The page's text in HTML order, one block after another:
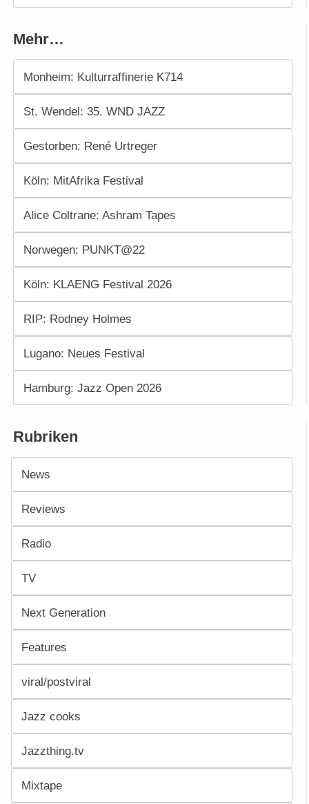
Mehr…
Monheim: Kulturraffinerie K714
St. Wendel: 35. WND JAZZ
Gestorben: René Urtreger
Köln: MitAfrika Festival
Alice Coltrane: Ashram Tapes
Norwegen: PUNKT@22
Köln: KLAENG Festival 2026
RIP: Rodney Holmes
Lugano: Neues Festival
Hamburg: Jazz Open 2026
Rubriken
News
Reviews
Radio
TV
Next Generation
Features
viral/postviral
Jazz cooks
Jazzthing.tv
Mixtape